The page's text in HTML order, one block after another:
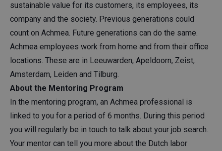
sustainable value for its customers, its employees, its
company and the society. Previous generations could
count on Achmea. Future generations can do the same.
Achmea employees work from home and from their office
locations. These are in Leeuwarden, Apeldoorn, Zeist,
Amsterdam, Leiden and Tilburg.
About the Mentoring Program
In the mentoring program, an Achmea professional is
linked to you for a period of 6 months. During this period
you will regularly be in touch to talk about your job search.
Your mentor can tell you more about the Dutch labor